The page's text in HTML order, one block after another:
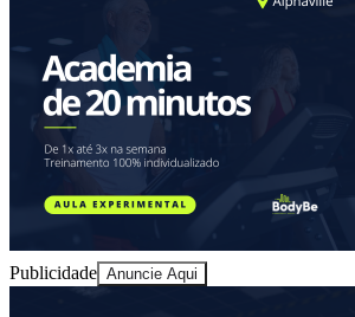
Bragantino
Publicidade Anuncie Aqui